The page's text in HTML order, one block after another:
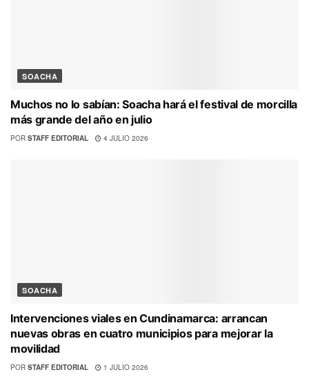
SOACHA
Muchos no lo sabían: Soacha hará el festival de morcilla
más grande del año en julio
POR STAFF EDITORIAL 4 JULIO 2026
SOACHA
Intervenciones viales en Cundinamarca: arrancan
nuevas obras en cuatro municipios para mejorar la
movilidad
POR STAFF EDITORIAL 1 JULIO 2026